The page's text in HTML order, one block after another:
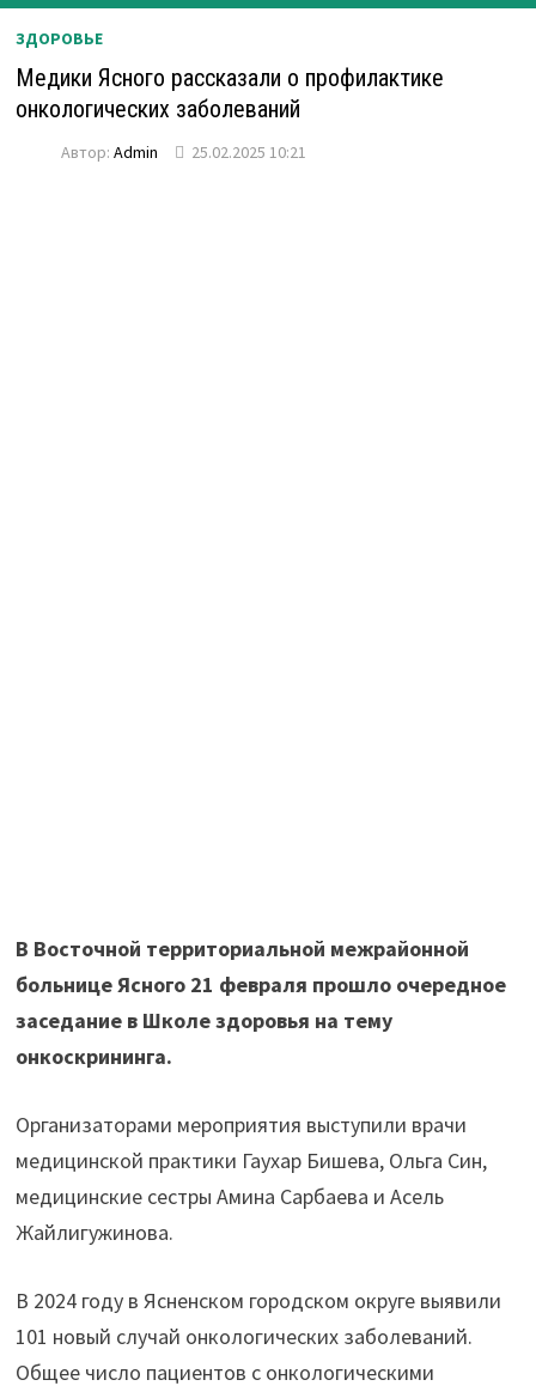
ЗДОРОВЬЕ
Медики Ясного рассказали о профилактике
онкологических заболеваний
Автор: Admin 25.02.2025 10:21
В Восточной территориальной межрайонной
больнице Ясного 21 февраля прошло очередное
заседание в Школе здоровья на тему
онкоскрининга.
Организаторами мероприятия выступили врачи
медицинской практики Гаухар Бишева, Ольга Син,
медицинские сестры Амина Сарбаева и Асель
Жайлигужинова.
В 2024 году в Ясненском городском округе выявили
101 новый случай онкологических заболеваний.
Общее число пациентов с онкологическими